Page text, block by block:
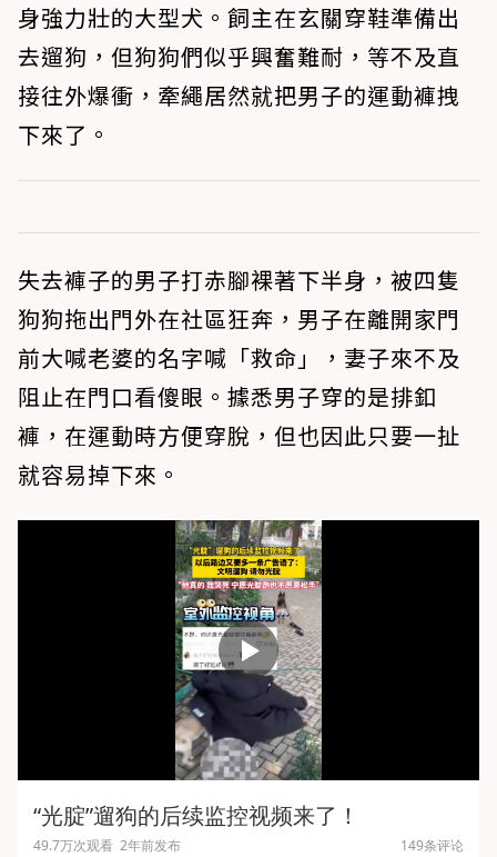
身強力壯的大型犬。飼主在玄關穿鞋準備出
去遛狗，但狗狗們似乎興奮難耐，等不及直
接往外爆衝，牽繩居然就把男子的運動褲拽
下來了。
失去褲子的男子打赤腳裸著下半身，被四隻
狗狗拖出門外在社區狂奔，男子在離開家門
前大喊老婆的名字喊「救命」，妻子來不及
阻止在門口看傻眼。據悉男子穿的是排釦
褲，在運動時方便穿脫，但也因此只要一扯
就容易掉下來。